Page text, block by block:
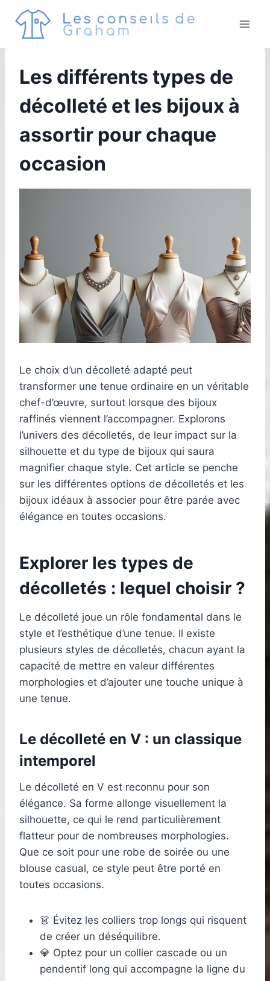
contenu
Les différents types de
décolleté et les bijoux à
assortir pour chaque
occasion
Le choix d’un décolleté adapté peut
transformer une tenue ordinaire en un véritable
chef-d’œuvre, surtout lorsque des bijoux
raffinés viennent l’accompagner. Explorons
l’univers des décolletés, de leur impact sur la
silhouette et du type de bijoux qui saura
magnifier chaque style. Cet article se penche
sur les différentes options de décolletés et les
bijoux idéaux à associer pour être parée avec
élégance en toutes occasions.
Explorer les types de
décolletés : lequel choisir ?
Le décolleté joue un rôle fondamental dans le
style et l’esthétique d’une tenue. Il existe
plusieurs styles de décolletés, chacun ayant la
capacité de mettre en valeur différentes
morphologies et d’ajouter une touche unique à
une tenue.
Le décolleté en V : un classique
intemporel
Le décolleté en V est reconnu pour son
élégance. Sa forme allonge visuellement la
silhouette, ce qui le rend particulièrement
flatteur pour de nombreuses morphologies.
Que ce soit pour une robe de soirée ou une
blouse casual, ce style peut être porté en
toutes occasions.
👗 Évitez les colliers trop longs qui risquent
de créer un déséquilibre.
💎 Optez pour un collier cascade ou un
pendentif long qui accompagne la ligne du